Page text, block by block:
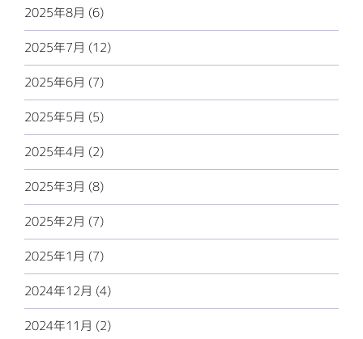
2025年8月 (6)
2025年7月 (12)
2025年6月 (7)
2025年5月 (5)
2025年4月 (2)
2025年3月 (8)
2025年2月 (7)
2025年1月 (7)
2024年12月 (4)
2024年11月 (2)